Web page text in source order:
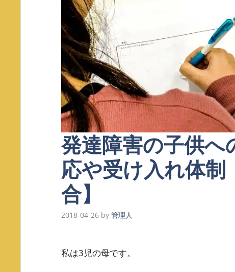
発達障害の子供へ
応や受け入れ体制
合】
2018-04-26 by 管理人
私は3児の母です。